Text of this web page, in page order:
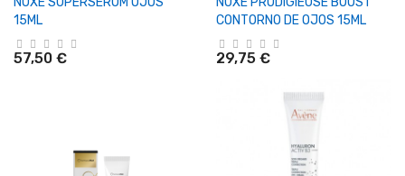
15ML
57,50 €
CONTORNO DE OJOS 15ML
29,75 €